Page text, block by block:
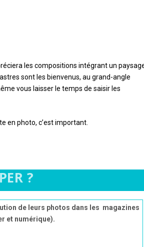
les compositions intégrant un
sont les bienvenus, au grand-angle
vous laisser le temps de saisir les
en photo, c’est important.
?
de leurs photos dans les magazines
et numérique).